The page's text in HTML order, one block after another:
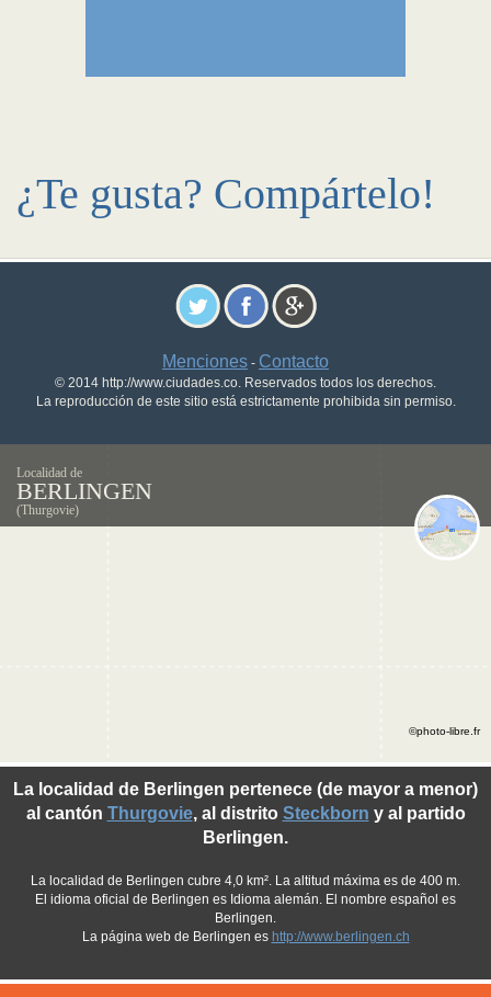
¿Te gusta? Compártelo!
Menciones - Contacto
© 2014 http://www.ciudades.co. Reservados todos los derechos.
La reproducción de este sitio está estrictamente prohibida sin permiso.
Localidad de
BERLINGEN
(Thurgovie)
La localidad de Berlingen pertenece (de mayor a menor)
al cantón Thurgovie, al distrito Steckborn y al partido
Berlingen.
La localidad de Berlingen cubre 4,0 km². La altitud máxima es de 400 m.
El idioma oficial de Berlingen es Idioma alemán. El nombre español es
Berlingen.
La página web de Berlingen es http://www.berlingen.ch
©photo-libre.fr